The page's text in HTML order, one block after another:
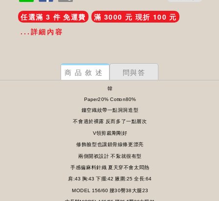
任選滿 3 件 免運費
滿 3000 元 現折 100 元
...詳細內容
商品敘述 問與答